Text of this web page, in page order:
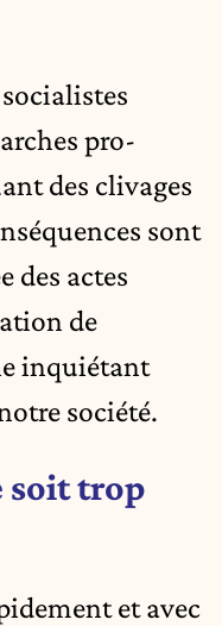
pro-
des clivages
sont
des actes
de
inquiétant
société.
soit trop
et avec